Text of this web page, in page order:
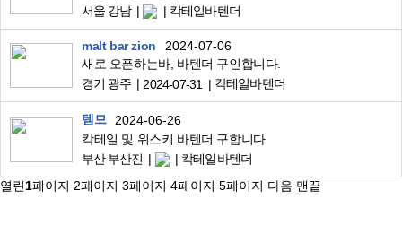
서울 강남
칵테일바텐더
malt bar zion
2024-07-06
새로 오픈하는바, 바텐더 구인합니다.
경기 광주
2024-07-31 칵테일바텐더
템므
2024-06-26
칵테일 및 위스키 바텐더 구합니다
부산 부산진
칵테일바텐더
열린1페이지 2페이지 3페이지 4페이지 5페이지 다음 맨끝